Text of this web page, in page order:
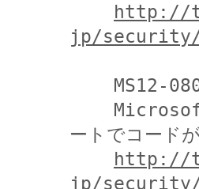
http://
jp/security/
ートでコード
http://
jp/security/